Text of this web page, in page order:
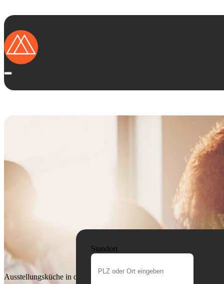
Ausstellungs­küche in deiner Nähe finden:
Standort